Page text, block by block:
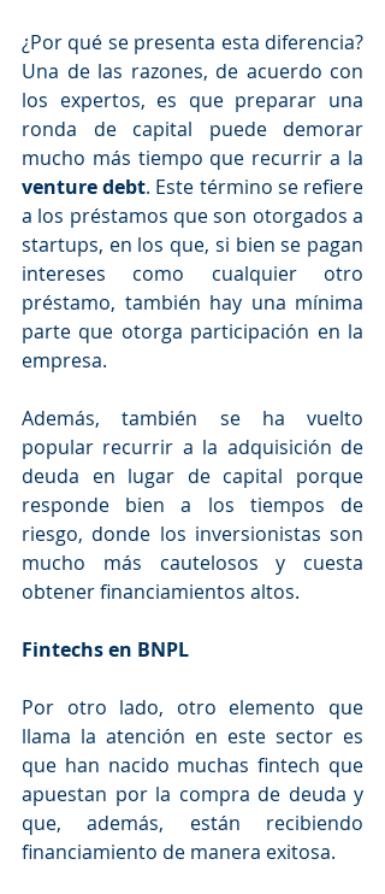
¿Por qué se presenta esta diferencia?
Una de las razones, de acuerdo con
los expertos, es que preparar una
ronda de capital puede demorar
venture debt. Este término se refiere
a los préstamos que son otorgados a
startups, en los que, si bien se pagan
intereses como cualquier otro
préstamo, también hay una mínima
parte que otorga participación en la
empresa.
Además, también se ha vuelto
popular recurrir a la adquisición de
deuda en lugar de capital porque
responde bien a los tiempos de
riesgo, donde los inversionistas son
mucho más cautelosos y cuesta
obtener financiamientos altos.
Fintechs en BNPL
Por otro lado, otro elemento que
llama la atención en este sector es
que han nacido muchas fintech que
apuestan por la compra de deuda y
que, además, están recibiendo
financiamiento de manera exitosa.